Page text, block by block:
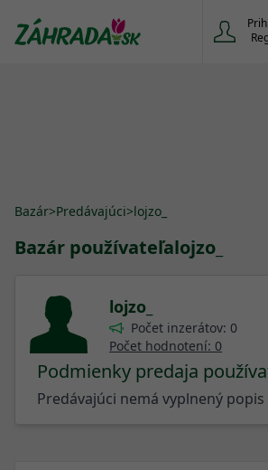
Bazár>Predávajúci>lojzo_
Bazár používateľalojzo_
lojzo_
Počet inzerátov: 0
Počet hodnotení: 0
Podmienky predaja
Predávajúci nemá vyplnený